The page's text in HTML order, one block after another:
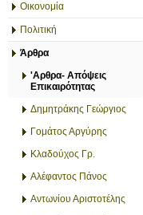
Οικονομία
Πολιτική
Άρθρα
'Αρθρα- Απόψεις
Επικαιρότητας
Δημητράκης Γεώργιος
Γομάτος Αργύρης
Κλαδούχος Γρ.
Αλέφαντος Πάνος
Αντωνίου Αριστοτέλης